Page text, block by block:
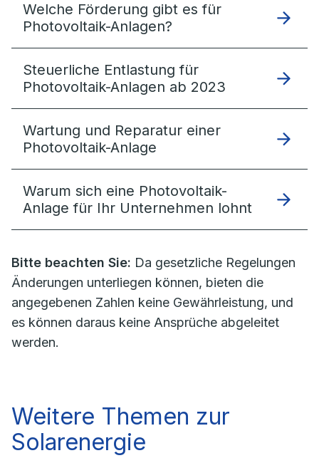
Welche Förderung gibt es für
Photovoltaik-Anlagen?
Steuerliche Entlastung für
Photovoltaik-Anlagen ab 2023
Wartung und Reparatur einer
Photovoltaik-Anlage
Warum sich eine Photovoltaik-
Anlage für Ihr Unternehmen lohnt
Bitte beachten Sie: Da gesetzliche Regelungen
Änderungen unterliegen können, bieten die
angegebenen Zahlen keine Gewährleistung, und
es können daraus keine Ansprüche abgeleitet
werden.
Weitere Themen zur
Solarenergie